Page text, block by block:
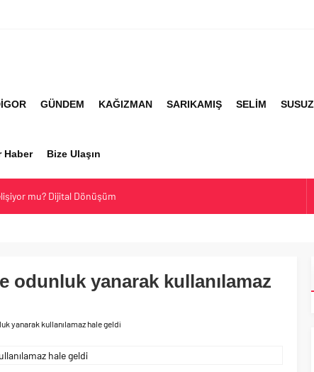
GÜNDEM KAĞIZMAN SARIKAMIŞ SELİM SUSUZ
Haber Bize Ulaşın
mu? Dijital Dönüşüm
Hakkında Ne Düşünüyor?
Çok Kullanılan Soyadları | Kars Haber
odunluk yanarak kullanılamaz
yanarak kullanılamaz hale geldi